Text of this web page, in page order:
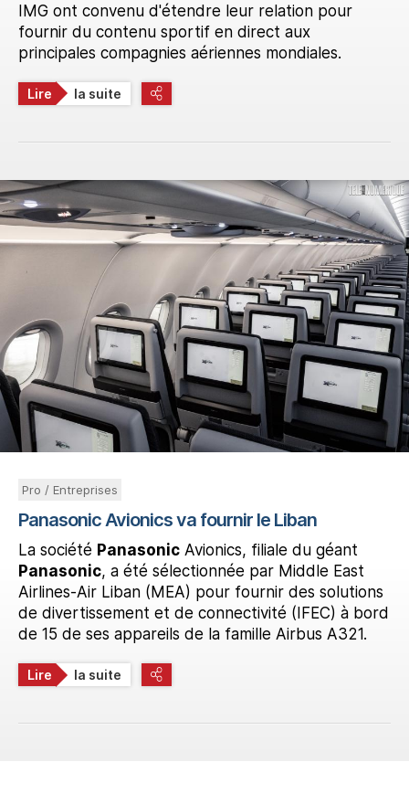
IMG ont convenu d'étendre leur relation pour
fournir du contenu sportif en direct aux
principales compagnies aériennes mondiales.
Lire la suite
Pro / Entreprises
Panasonic Avionics va fournir le Liban
La société Panasonic Avionics, filiale du géant
Panasonic, a été sélectionnée par Middle East
Airlines-Air Liban (MEA) pour fournir des solutions
de divertissement et de connectivité (IFEC) à bord
de 15 de ses appareils de la famille Airbus A321.
Lire la suite